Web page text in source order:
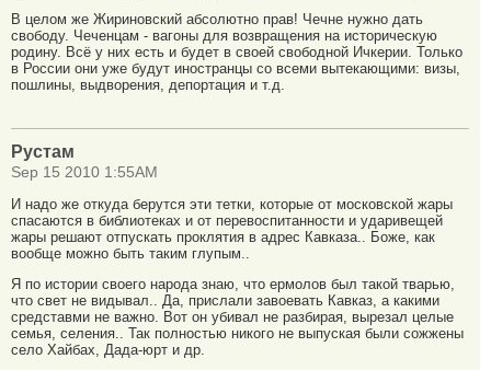
В целом же Жириновский абсолютно прав! Чечне нужно дать
свободу. Чеченцам - вагоны для возвращения на историческую
родину. Всё у них есть и будет в своей свободной Ичкерии. Только
в России они уже будут иностранцы со всеми вытекающими: визы,
пошлины, выдворения, депортация и т.д.
Рустам
Sep 15 2010 1:55AM
И надо же откуда берутся эти тетки, которые от московской жары
спасаются в библиотеках и от перевоспитанности и ударивещей
жары решают отпускать проклятия в адрес Кавказа.. Боже, как
вообще можно быть таким глупым..
Я по истории своего народа знаю, что ермолов был такой тварью,
что свет не видывал.. Да, прислали завоевать Кавказ, а какими
средставми не важно. Вот он убивал не разбирая, вырезал целые
семья, селения.. Так полностью никого не выпуская были сожжены
село Хайбах, Дада-юрт и др.